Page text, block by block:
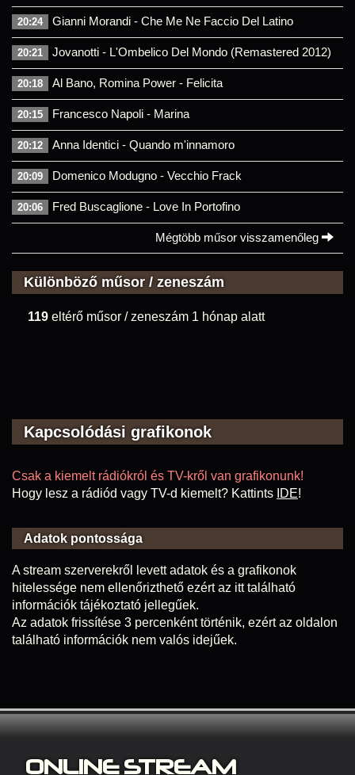
20:24 Gianni Morandi - Che Me Ne Faccio Del Latino
20:21 Jovanotti - L'Ombelico Del Mondo (Remastered 2012)
20:18 Al Bano, Romina Power - Felicita
20:15 Francesco Napoli - Marina
20:12 Anna Identici - Quando m'innamoro
20:09 Domenico Modugno - Vecchio Frack
20:06 Fred Buscaglione - Love In Portofino
Mégtöbb műsor visszamenőleg
Különböző műsor / zeneszám
119 eltérő műsor / zeneszám 1 hónap alatt
Kapcsolódási grafikonok
Csak a kiemelt rádiókról és TV-kről van grafikonunk!
Hogy lesz a rádiód vagy TV-d kiemelt? Kattints IDE!
Adatok pontossága
A stream szerverekről levett adatok és a grafikonok
hitelessége nem ellenőrizthető ezért az itt található
információk tájékoztató jellegűek.
Az adatok frissítése 3 percenként történik, ezért az oldalon
található információk nem valós idejűek.
ONLINE STREAM